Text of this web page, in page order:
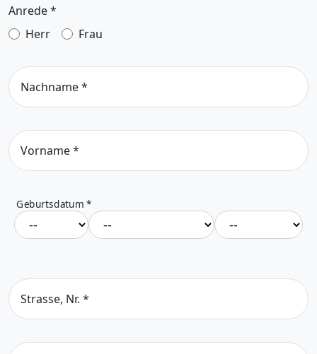
Anrede*
Herr
Frau
Nachname*
Vorname*
Geburtsdatum*
Strasse, Nr. *